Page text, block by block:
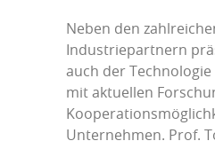
Neben den
Industriepartnern
auch der Technologie
mit aktuellen
Unternehmen. Prof.